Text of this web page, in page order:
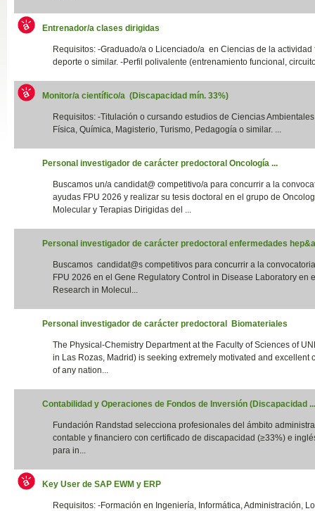
Entrenador/a clases dirigidas
Requisitos: -Graduado/a o Licenciado/a en Ciencias de la actividad
deporte o similar. -Perfil polivalente (entrenamiento funcional,
Monitor/a científico/a (Discapacidad mín. 33%)
Requisitos: -Titulación o cursando estudios de Ciencias
Física, Química, Magisterio, Turismo, Pedagogía o similar. ...
Personal investigador de carácter predoctoral Oncología ...
Buscamos un/a candidat@ competitivo/a para concurrir a la
ayudas FPU 2026 y realizar su tesis doctoral en el grupo de
Molecular y Terapias Dirigidas del ...
Personal investigador de carácter predoctoral enfermedades
Buscamos candidat@s competitivos para concurrir a la
FPU 2026 en el Gene Regulatory Control in Disease Laboratory en
Research in Molecul...
Personal investigador de carácter predoctoral Biomateriales
The Physical-Chemistry Department at the Faculty of Sciences of
in Las Rozas, Madrid) is seeking extremely motivated and excellent
of any nation...
Contabilidad y Operaciones de Fondos de Inversión (Discapacidad ...
Fundación Randstad selecciona profesionales del ámbito
contable y financiero con certificado de discapacidad (≥33%) e
para in...
Key User de SAP EWM y ERP
Requisitos: -Formación en Ingeniería, Informática, Administración,